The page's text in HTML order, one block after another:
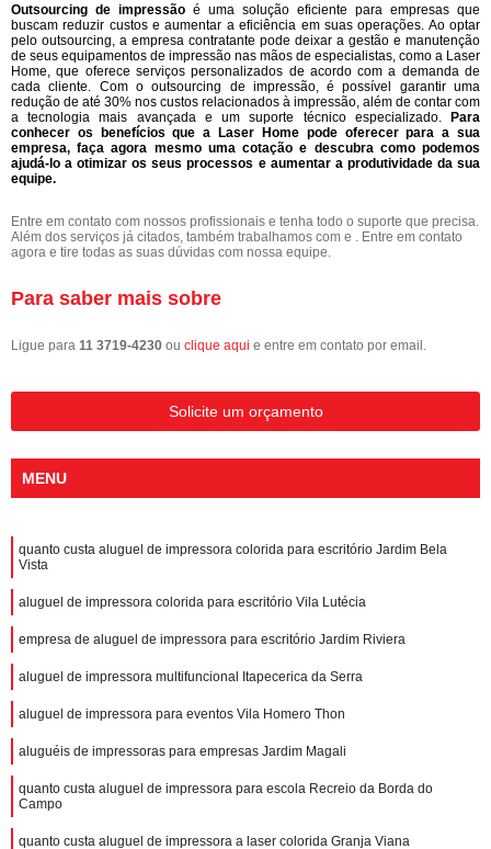
Outsourcing de impressão é uma solução eficiente para empresas que
buscam reduzir custos e aumentar a eficiência em suas operações. Ao optar
pelo outsourcing, a empresa contratante pode deixar a gestão e manutenção
de seus equipamentos de impressão nas mãos de especialistas, como a Laser
Home, que oferece serviços personalizados de acordo com a demanda de
cada cliente. Com o outsourcing de impressão, é possível garantir uma
redução de até 30% nos custos relacionados à impressão, além de contar com
a tecnologia mais avançada e um suporte técnico especializado. Para
conhecer os benefícios que a Laser Home pode oferecer para a sua
empresa, faça agora mesmo uma cotação e descubra como podemos
ajudá-lo a otimizar os seus processos e aumentar a produtividade da sua
equipe.
Entre em contato com nossos profissionais e tenha todo o suporte que precisa.
Além dos serviços já citados, também trabalhamos com e . Entre em contato
agora e tire todas as suas dúvidas com nossa equipe.
Para saber mais sobre
Ligue para 11 3719-4230 ou clique aqui e entre em contato por email.
Solicite um orçamento
MENU
quanto custa aluguel de impressora colorida para escritório Jardim Bela
Vista
aluguel de impressora colorida para escritório Vila Lutécia
empresa de aluguel de impressora para escritório Jardim Riviera
aluguel de impressora multifuncional Itapecerica da Serra
aluguel de impressora para eventos Vila Homero Thon
aluguéis de impressoras para empresas Jardim Magali
quanto custa aluguel de impressora para escola Recreio da Borda do
Campo
quanto custa aluguel de impressora a laser colorida Granja Viana